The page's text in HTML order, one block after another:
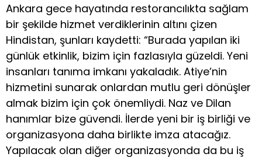
Ankara gece hayatında restorancılıkta sağlam
bir şekilde hizmet verdiklerinin altını çizen
Hindistan, şunları kaydetti: “Burada yapılan iki
günlük etkinlik, bizim için fazlasıyla güzeldi. Yeni
insanları tanıma imkanı yakaladık. Atiye’nin
hizmetini sunarak onlardan mutlu geri dönüşler
almak bizim için çok önemliydi. Naz ve Dilan
hanımlar bize güvendi. İlerde yeni bir iş birliği ve
organizasyona daha birlikte imza atacağız.
Yapılacak olan diğer organizasyonda da bu iş